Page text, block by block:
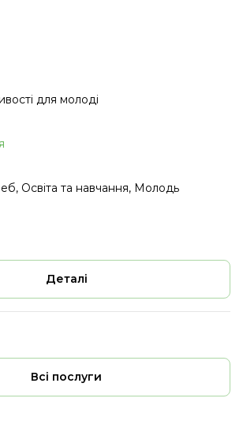
для молоді
Освіта та навчання, Молодь
Деталі
Всі послуги